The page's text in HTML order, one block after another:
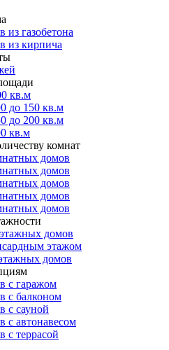
газобетона
из кирпича
кв.м
до 150 кв.м
до 200 кв.м
кв.м
комнат
домов
домов
домов
домов
домов
домов
этажом
домов
с гаражом
с балконом
с сауной
с автонавесом
с террасой